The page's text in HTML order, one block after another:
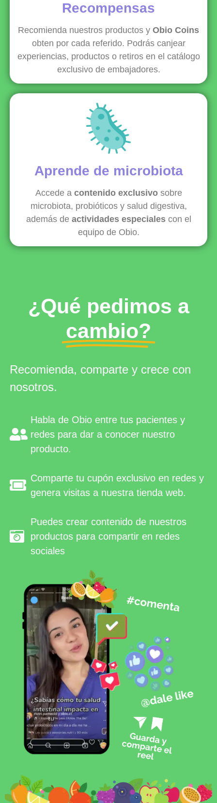
Recompensas
Recomienda nuestros productos y Obio Coins
obten por cada referido. Podrás canjear
experiencias, productos o retiros en el catálogo
exclusivo de embajadores.
Aprende de microbiota
Accede a contenido exclusivosobre
microbiota, probióticos y salud digestiva,
además de actividades especiales con el
equipo de Obio.
¿Qué pedimos a
cambio?
Recomienda, comparte y crece con
nosotros.
Habla de Obio entre tus pacientes y
redes para dar a conocer nuestro
producto.
Comparte tu cupón exclusivo en redes y
genera visitas a nuestra tienda web.
Puedes crear contenido de nuestros
productos para compartir en redes
sociales